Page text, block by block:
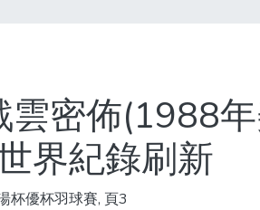
密佈(1988
界紀錄刷新
杯優杯羽球賽, 頁3